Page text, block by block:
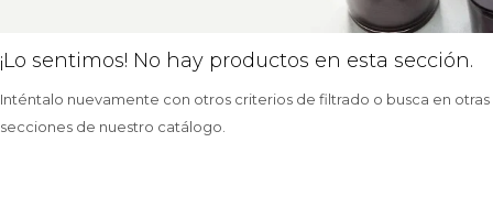
¡Lo sentimos! No hay productos en esta sección.
Inténtalo nuevamente con otros criterios de filtrado o busca en otras
secciones de nuestro catálogo.